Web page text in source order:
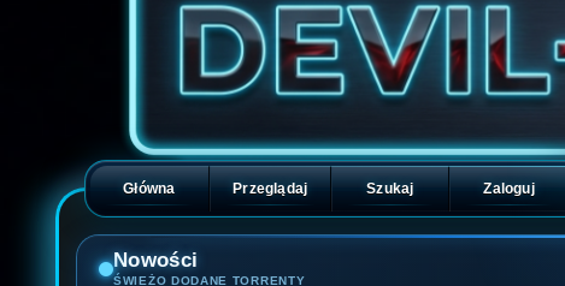
Główna Przeglądaj Szukaj Zaloguj
Nowości
ŚWIEŻO DODANE TORRENTY